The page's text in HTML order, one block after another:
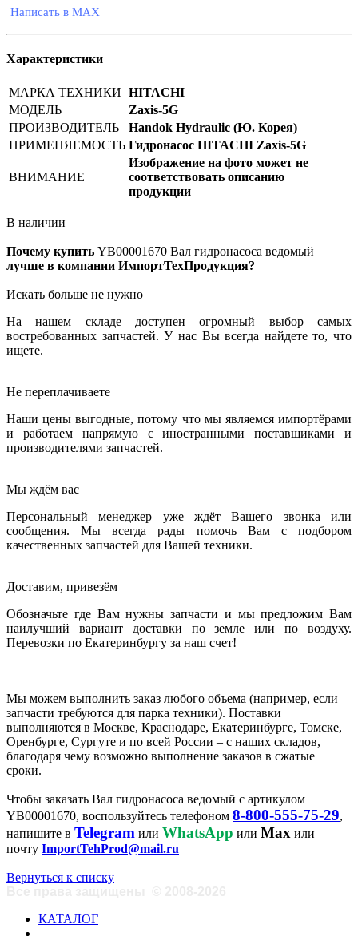
Написать в MAX
Характеристики
МАРКА ТЕХНИКИ HITACHI
МОДЕЛЬ
Zaxis-5G
ПРОИЗВОДИТЕЛЬ
Handok Hydraulic (Ю. Корея)
ПРИМЕНЯЕМОСТЬ Гидронасос HITACHI Zaxis-5G
ВНИМАНИЕ
Изображение на фото может не
соответствовать описанию
продукции
В наличии
Почему купить YB00001670 Вал гидронасоса ведомый
лучше в компании ИмпортТехПродукция?
Искать больше не нужно
На нашем складе доступен огромный выбор самых
востребованных запчастей. У нас Вы всегда найдете то, что
ищете.
Не переплачиваете
Наши цены выгодные, потому что мы являемся импортёрами
и работаем напрямую с иностранными поставщиками и
производителями запчастей.
Мы ждём вас
Персональный менеджер уже ждёт Вашего звонка или
сообщения. Мы всегда рады помочь Вам с подбором
качественных запчастей для Вашей техники.
Доставим, привезём
Обозначьте где Вам нужны запчасти и мы предложим Вам
наилучший вариант доставки по земле или по воздуху.
Перевозки по Екатеринбургу за наш счет!
Мы можем выполнить заказ любого объема (например, если
запчасти требуются для парка техники). Поставки
выполняются в Москве, Краснодаре, Екатеринбурге, Томске,
Оренбурге, Сургуте и по всей России – с наших складов,
благодаря чему возможно выполнение заказов в сжатые
сроки.
Чтобы заказать Вал гидронасоса ведомый с артикулом
YB00001670, воспользуйтесь телефоном 8-800-555-75-29,
напишите в Telegram или WhatsApp или Max или
почту ImportTehProd@mail.ru
Вернуться к списку
КАТАЛОГ